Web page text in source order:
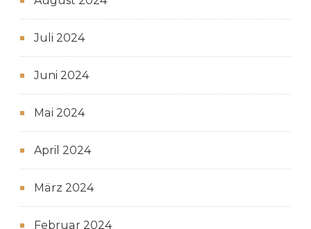
Juli 2024
Juni 2024
Mai 2024
April 2024
März 2024
Februar 2024